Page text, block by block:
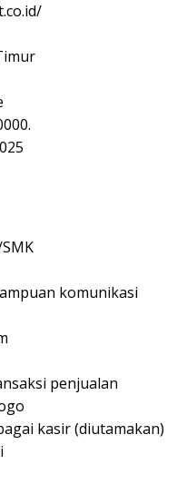
.
komunikasi
penjualan
kasir (diutamakan)